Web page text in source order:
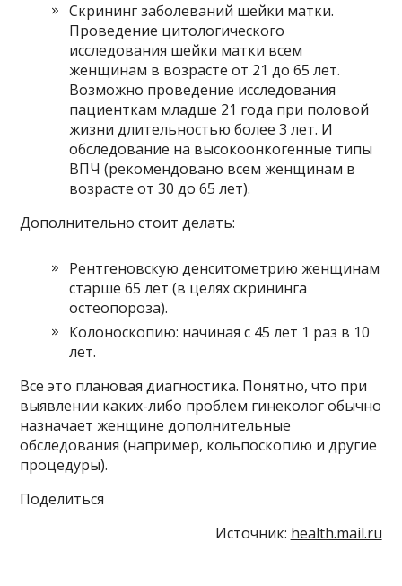
Скрининг заболеваний шейки матки.
Проведение цитологического
исследования шейки матки всем
женщинам в возрасте от 21 до 65 лет.
Возможно проведение исследования
пациенткам младше 21 года при половой
жизни длительностью более 3 лет. И
обследование на высокоонкогенные типы
ВПЧ (рекомендовано всем женщинам в
возрасте от 30 до 65 лет).
Дополнительно стоит делать:
Рентгеновскую денситометрию женщинам
старше 65 лет (в целях скрининга
остеопороза).
Колоноскопию: начиная с 45 лет 1 раз в 10
лет.
Все это плановая диагностика. Понятно, что при
выявлении каких-либо проблем гинеколог обычно
назначает женщине дополнительные
обследования (например, кольпоскопию и другие
процедуры).
Поделиться
Источник: health.mail.ru